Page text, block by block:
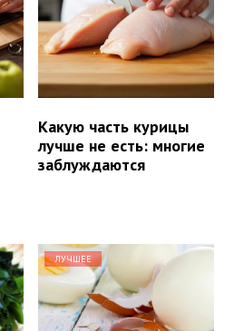
Какую часть курицы
лучше не есть: многие
заблуждаются
ЛУЧШЕЕ